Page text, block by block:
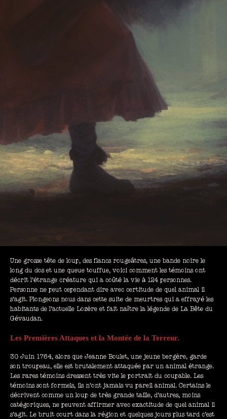
Une grosse tête de loup, des flancs rougeâtres, une bande noire le
long du dos et une queue touffue, voici comment les témoins ont
décrit l’étrange créature qui a coûté la vie à 124 personnes.
Personne ne peut cependant dire avec certitude de quel animal il
s’agit. Plongeons nous dans cette suite de meurtres qui a effrayé les
habitants de l’actuelle Lozère et fait naître la légende de La Bête du
Gévaudan.
Les Premières Attaques et la Montée de la Terreur.
30 Juin 1764, alors que Jeanne Boulet, une jeune bergère, garde
son troupeau, elle est brutalement attaquée par un animal étrange.
Les rares témoins dressent très vite le portrait du coupable. Les
témoins sont formels, ils n’ont jamais vu pareil animal. Certains le
décrivent comme un loup de très grande taille, d’autres, moins
catégoriques, ne peuvent affirmer avec exactitude de quel animal il
s’agit. Le bruit court dans la région et quelques jours plus tard c’est